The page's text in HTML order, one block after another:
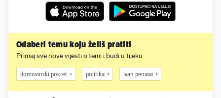
Odaberi temu koju želiš pratiti
Primaj sve nove vijesti o temi i budi u tijeku
domovinski pokret politika ivan penava